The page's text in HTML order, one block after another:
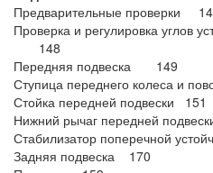
Предварительные проверки
Проверка и регулировка углов
148
Передняя подвеска 149
Ступица переднего колеса и
Стойка передней подвески 151
Нижний рычаг передней
Стабилизатор поперечной
Задняя подвеска 170